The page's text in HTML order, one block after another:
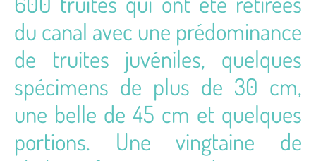
du canal avec une prédominance
de truites juvéniles, quelques
spécimens de plus de 30 cm,
une belle de 45 cm et quelques
portions. Une vingtaine de